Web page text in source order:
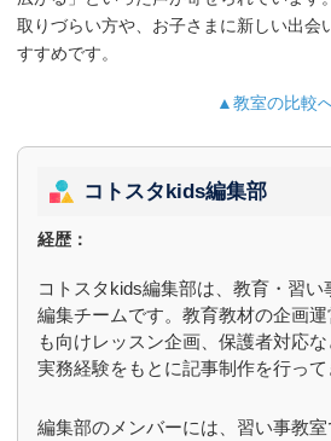
取りづらい方や、お子さまに新しい出会
すすめです。
▲教室の比較
コトスタkids編集部
経歴：
コトスタkids編集部は、教育・習い
編集チームです。教育教材の企画
も向けレッスン企画、保護者対応
実務経験をもとに記事制作を行って
編集部のメンバーには、習い事教